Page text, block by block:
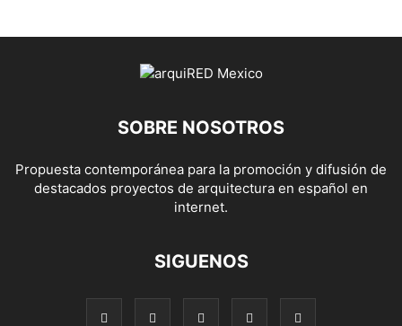
SOBRE NOSOTROS
Propuesta contemporánea para la promoción y difusión de
destacados proyectos de arquitectura en español en
internet.
SIGUENOS